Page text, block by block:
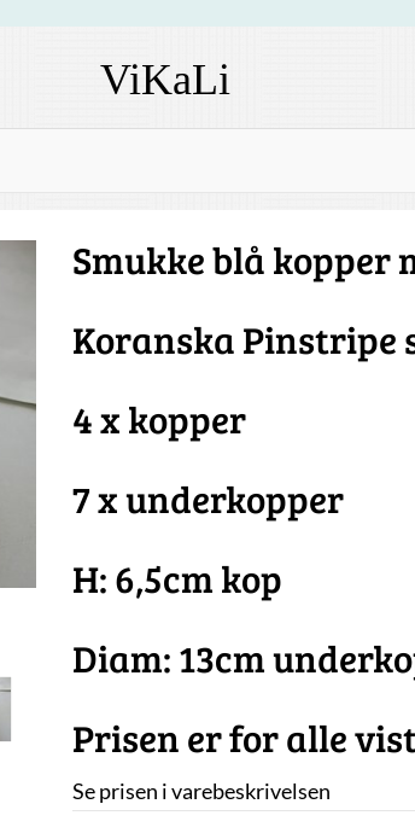
ViKaLi
Smukke blå kopper
Koranska Pinstripe
4 x kopper
7 x underkopper
H: 6,5cm kop
Diam: 13cm
Prisen er for alle
Se prisen i varebeskrivelsen